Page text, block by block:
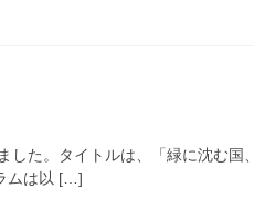
た。タイトルは、「緑に沈む国
ムは以 […]